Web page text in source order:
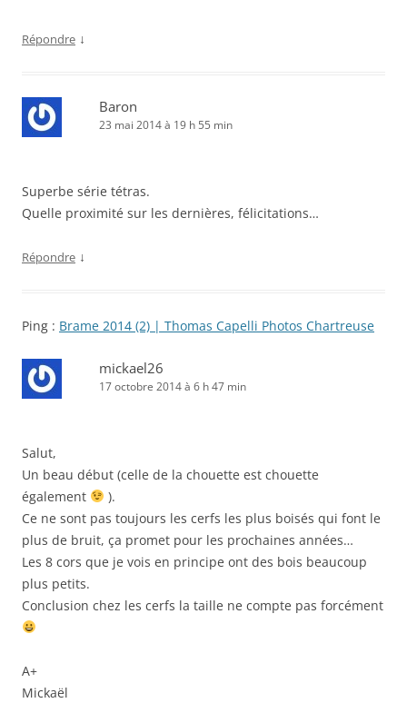
Répondre ↓
Baron
23 mai 2014 à 19 h 55 min
Superbe série tétras.
Quelle proximité sur les dernières, félicitations…
Répondre ↓
Ping : Brame 2014 (2) | Thomas Capelli Photos Chartreuse
mickael26
17 octobre 2014 à 6 h 47 min
Salut,
Un beau début (celle de la chouette est chouette
également
).
Ce ne sont pas toujours les cerfs les plus boisés qui font le
plus de bruit, ça promet pour les prochaines années…
Les 8 cors que je vois en principe ont des bois beaucoup
plus petits.
Conclusion chez les cerfs la taille ne compte pas forcément
A+
Mickaël